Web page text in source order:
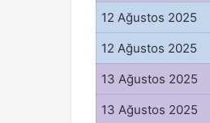
12 Ağustos 2025
12 Ağustos 2025
13 Ağustos 2025
13 Ağustos 2025